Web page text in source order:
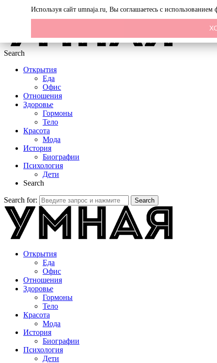
Search
Открытия
Еда
Офис
Отношения
Здоровье
Гормоны
Тело
Красота
Мода
История
Биографии
Психология
Дети
Search
Search for: Search
Открытия
Еда
Офис
Отношения
Здоровье
Гормоны
Тело
Красота
Мода
История
Биографии
Психология
Дети
Используя сайт umnaja.ru, Вы соглашаетесь с использованием